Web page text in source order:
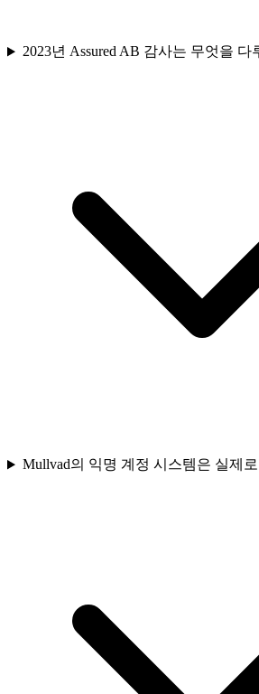
2023년 Assured AB 감사는 무엇을 다
Mullvad의 익명 계정 시스템은 실제